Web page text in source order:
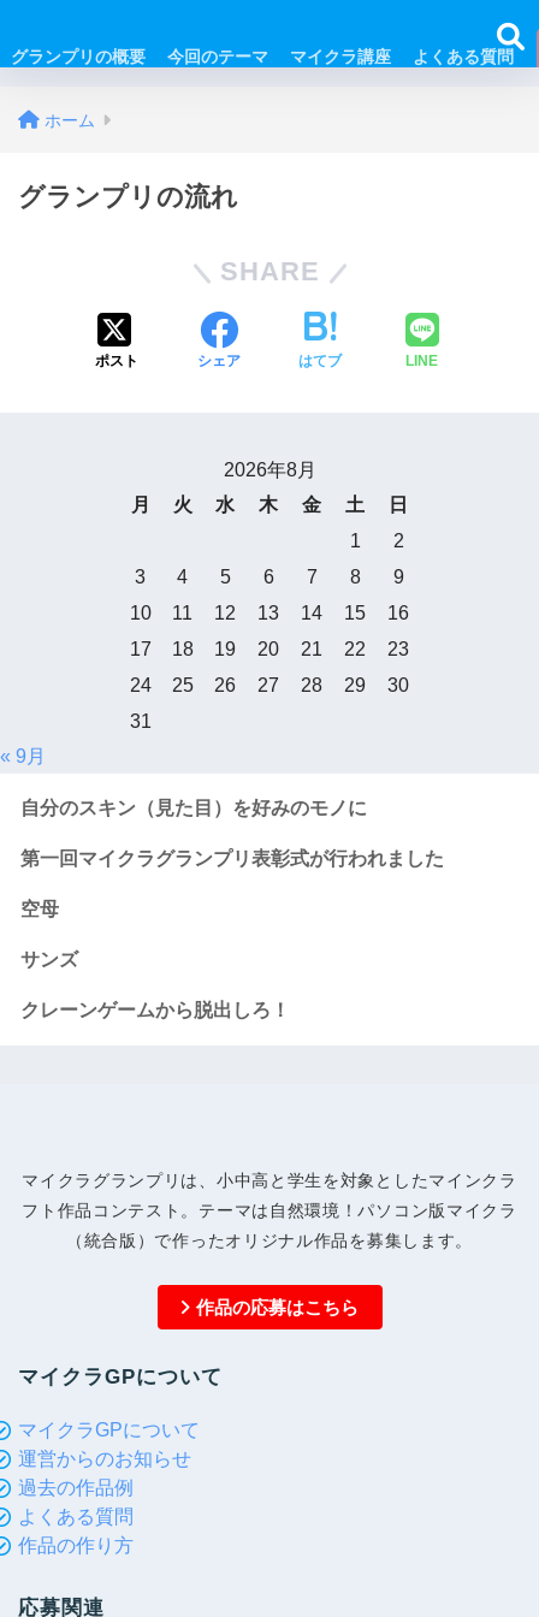
グランプリの概要 今回のテーマ マイクラ講座 よくある質問
ホーム
グランプリの流れ
SHARE
ポスト シェア はてブ LINE
2026年8月
月
火 水 木 金 土
日
1
2
3
4 5 6 7 8
9
10
11 12 13 14 15
16
17
18 19 20 21 22
23
24
25 26 27 28 29
30
31
« 9月
自分のスキン（見た目）を好みのモノに
第一回マイクラグランプリ表彰式が行われました
空母
サンズ
クレーンゲームから脱出しろ！
マイクラグランプリは、小中高と学生を対象としたマインクラ
フト作品コンテスト。テーマは自然環境！パソコン版マイクラ
（統合版）で作ったオリジナル作品を募集します。
作品の応募はこちら
マイクラGPについて
マイクラGPについて
運営からのお知らせ
過去の作品例
よくある質問
作品の作り方
応募関連